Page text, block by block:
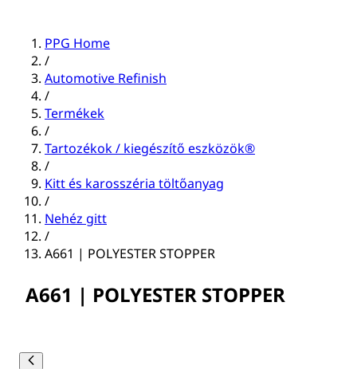
PPG Home
/
Automotive Refinish
/
Termékek
/
Tartozékok / kiegészítő eszközök®
/
Kitt és karosszéria töltőanyag
/
Nehéz gitt
/
A661 | POLYESTER STOPPER
A661 | POLYESTER STOPPER